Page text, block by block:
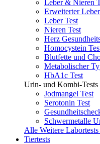
Leber & Nieren
Erweiterter
Leber Test
Nieren Test
Herz
Homocystein
Blutfette und
Metabolischer
HbA1c Test
Urin- und Kombi-Tests
Jodmangel Test
Serotonin Test
Schwermetalle
Alle Weitere
Tiertests